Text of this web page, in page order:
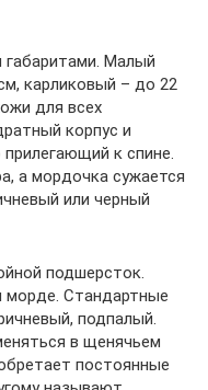
Малый
карликовый – до 22
для всех
корпус и
к спине.
а мордочка сужается
или черный
подшерсток.
морде. Стандартные
подпалый.
в щенячьем
постоянные